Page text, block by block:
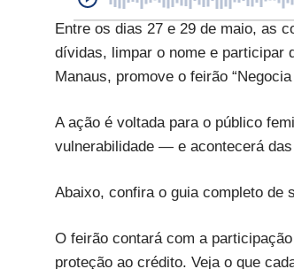
Entre os dias 27 e 29 de maio, as
dívidas, limpar o nome e participar
Manaus, promove o feirão “Negocia
A ação é voltada para o público
vulnerabilidade — e acontecerá
Abaixo, confira o guia completo de
O feirão contará com a
proteção ao crédito. Veja o que